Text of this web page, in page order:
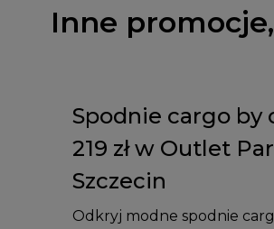
Inne
Spodnie cargo by
219 zł w Outlet
Szczecin
Odkryj modne spodnie